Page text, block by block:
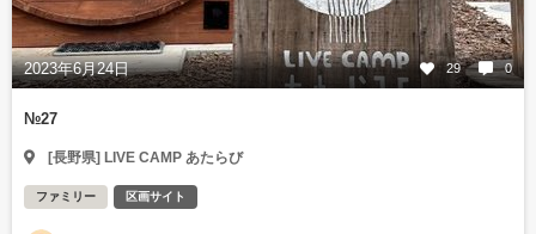
2023年6月24日 29 0
№27
[長野県] LIVE CAMP あたらび
ファミリー 区画サイト